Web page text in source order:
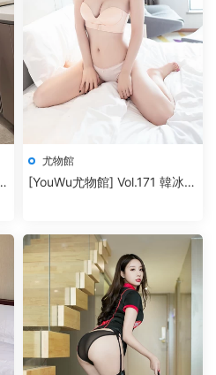
尤物館
[YouWu尤物館] Vol.171 韓冰冰